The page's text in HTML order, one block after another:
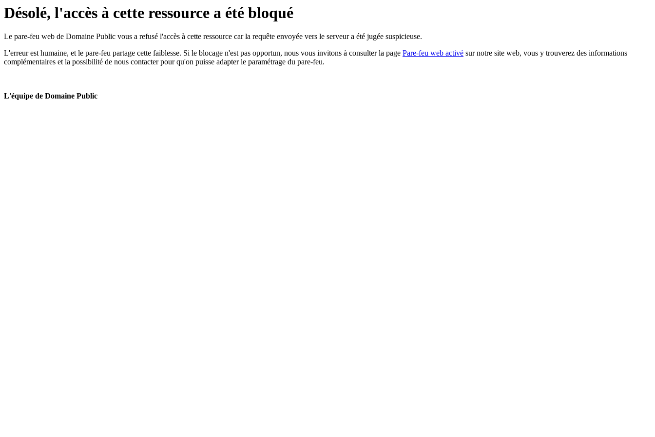
Désolé, l'accès à cette ressource a été bloqué
Le pare-feu web de Domaine Public vous a refusé l'accès à cette ressource car la requête envoyée vers le serveur a été jugée suspicieuse.
L'erreur est humaine, et le pare-feu partage cette faiblesse. Si le blocage n'est pas opportun, nous vous invitons à consulter la page Pare-feu web activé sur notre site web, vous y trouverez des informations
complémentaires et la possibilité de nous contacter pour qu'on puisse adapter le paramétrage du pare-feu.
L'équipe de Domaine Public